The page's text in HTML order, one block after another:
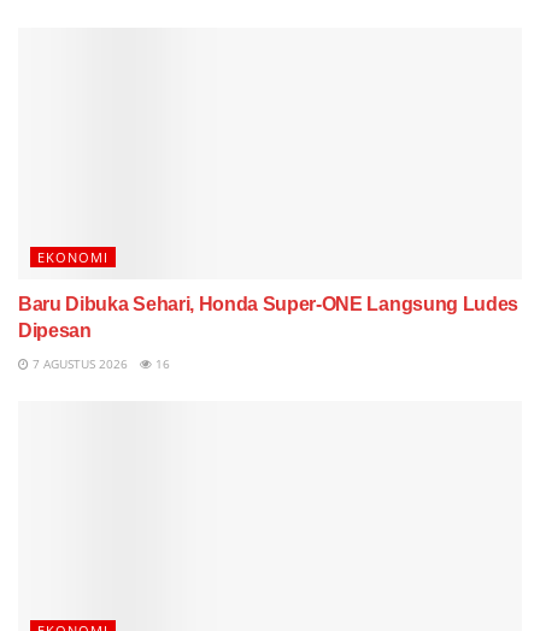
EKONOMI
Baru Dibuka Sehari, Honda Super-ONE Langsung Ludes
Dipesan
7 AGUSTUS 2026 16